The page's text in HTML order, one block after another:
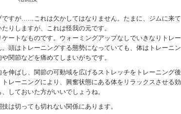
すが……これは欠かしてはなりません。たまに、ジムに来て
りしますが、これは怪我の元です。
ートなものです。ウォーミングアップなしでいきなりトレー
頭はトレーニングする態勢になっていても、体はトレーニン
関節などを痛めてしまいがちです。
伸ばし、関節の可動域を広げるストレッチをトレーニング後
レーニングにより、興奮状態にある体をリラックスさせる効
しておいた方がいいでしょうね。
は切っても切れない関係にあります。